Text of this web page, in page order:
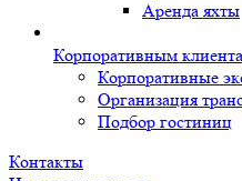
Аренда яхты
Корпоративным
Корпоративные
Организация
Подбор гостиниц
Контакты